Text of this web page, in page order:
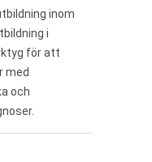
inom
i
för att
med
och